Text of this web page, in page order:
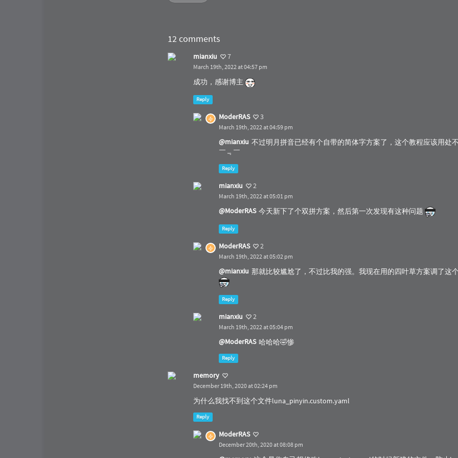
12 comments
mianxiu 7
March 19th, 2022 at 04:57 pm
成功，感谢博主
Reply
ModerRAS 3
March 19th, 2022 at 04:59 pm
@mianxiu 不过明月拼音已经有个自带的简体字方案了，这个教程应该用处
￣﹃￣
Reply
mianxiu 2
March 19th, 2022 at 05:01 pm
@ModerRAS 今天新下了个双拼方案，然后第一次发现有这种问题
Reply
ModerRAS 2
March 19th, 2022 at 05:02 pm
@mianxiu 那就比较尴尬了，不过比我的强。我现在用的四叶草方案调了这
Reply
mianxiu 2
March 19th, 2022 at 05:04 pm
@ModerRAS 哈哈哈🤣惨
Reply
memory
December 19th, 2020 at 02:24 pm
为什么我找不到这个文件luna_pinyin.custom.yaml
Reply
ModerRAS
December 20th, 2020 at 08:08 pm